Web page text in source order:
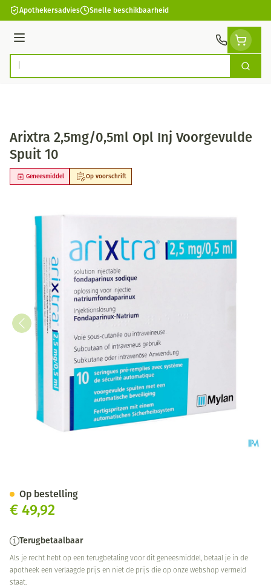
Ga naar de inhoud
Apothekersadvies Snelle beschikbaarheid
Menu
Product, merk, categorie... Zoek
Arixtra 2,5mg/0,5ml Opl Inj Voorgevulde
Spuit 10
Op voorschrift
Geneesmiddel
€ 49,92
Terugbetaalbaar
Als je recht hebt op een terugbetaling voor dit geneesmiddel, betaal je in de
apotheek een verlaagde prijs en niet de prijs die op onze webshop vermeld
staat.
Op bestelling